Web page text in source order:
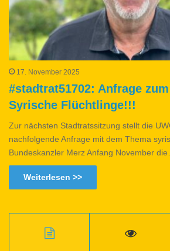
17. November 2025
#stadtrat51702: Anfrage
Syrische Flüchtlinge!!!
Zur nächsten Stadtratssitzung stellt die
nachfolgende Anfrage mit dem Thema
Bundeskanzler Merz Anfang November
Weiterlesen >>